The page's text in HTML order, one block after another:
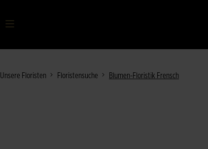
Unsere Floristen Floristensuche Blumen-Floristik Frensch